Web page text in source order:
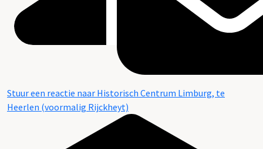
Stuur een reactie naar Historisch Centrum Limburg, te
Heerlen (voormalig Rijckheyt)